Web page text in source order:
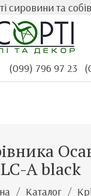
та
(099) 796 97 23
LC-A black
Каталог